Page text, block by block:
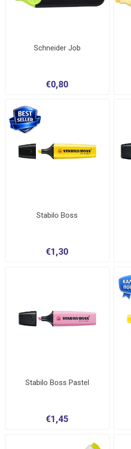
Schneider Job
€0,80
Stabilo Boss
€1,30
Stabilo Boss Pastel
€1,45